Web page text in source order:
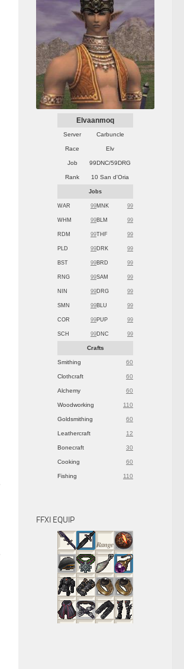
Elvaanmoq
Server Carbuncle
Race Elv
Job 99DNC/59DRG
Rank 10 San d'Oria
Jobs
WAR 99MNK 99
WHM 99BLM 99
RDM 99THF 99
PLD 99DRK 99
BST 99BRD 99
RNG 99SAM 99
NIN 99DRG 99
SMN 99BLU 99
COR 99PUP 99
SCH 99DNC 99
Crafts
Smithing 60
Clothcraft 60
Alchemy 60
Woodworking 110
Goldsmithing 60
Leathercraft 12
Bonecraft 30
Cooking 60
Fishing 110
FFXI EQUIP